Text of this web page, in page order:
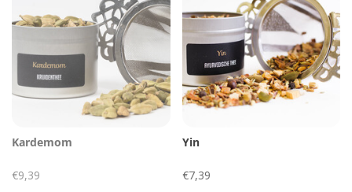
Kardemom
€9,39
Yin
€7,39